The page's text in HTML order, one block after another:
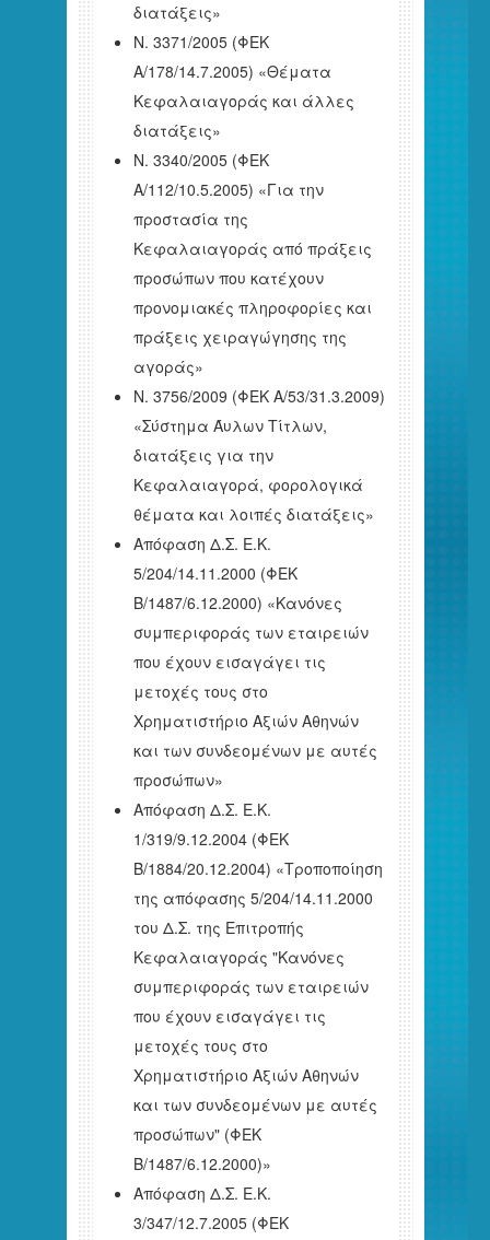
διατάξεις»
Ν. 3371/2005 (ΦΕΚ
Α/178/14.7.2005) «Θέματα
Κεφαλαιαγοράς και άλλες
διατάξεις»
Ν. 3340/2005 (ΦΕΚ
Α/112/10.5.2005) «Για την
προστασία της
Κεφαλαιαγοράς από πράξεις
προσώπων που κατέχουν
προνομιακές πληροφορίες και
πράξεις χειραγώγησης της
αγοράς»
Ν. 3756/2009 (ΦΕΚ Α/53/31.3.2009)
«Σύστημα Άυλων Τίτλων,
διατάξεις για την
Κεφαλαιαγορά, φορολογικά
θέματα και λοιπές διατάξεις»
Απόφαση Δ.Σ. Ε.Κ.
5/204/14.11.2000 (ΦΕΚ
Β/1487/6.12.2000) «Κανόνες
συμπεριφοράς των εταιρειών
που έχουν εισαγάγει τις
μετοχές τους στο
Χρηματιστήριο Αξιών Αθηνών
και των συνδεομένων με αυτές
προσώπων»
Απόφαση Δ.Σ. Ε.Κ.
1/319/9.12.2004 (ΦΕΚ
Β/1884/20.12.2004) «Τροποποίηση
της απόφασης 5/204/14.11.2000
του Δ.Σ. της Επιτροπής
Κεφαλαιαγοράς "Κανόνες
συμπεριφοράς των εταιρειών
που έχουν εισαγάγει τις
μετοχές τους στο
Χρηματιστήριο Αξιών Αθηνών
και των συνδεομένων με αυτές
προσώπων" (ΦΕΚ
Β/1487/6.12.2000)»
Απόφαση Δ.Σ. Ε.Κ.
3/347/12.7.2005 (ΦEK